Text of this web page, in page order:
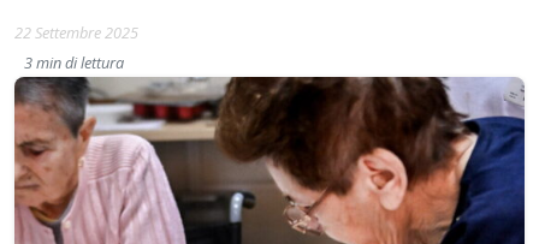
22 Settembre 2025
3 min di lettura